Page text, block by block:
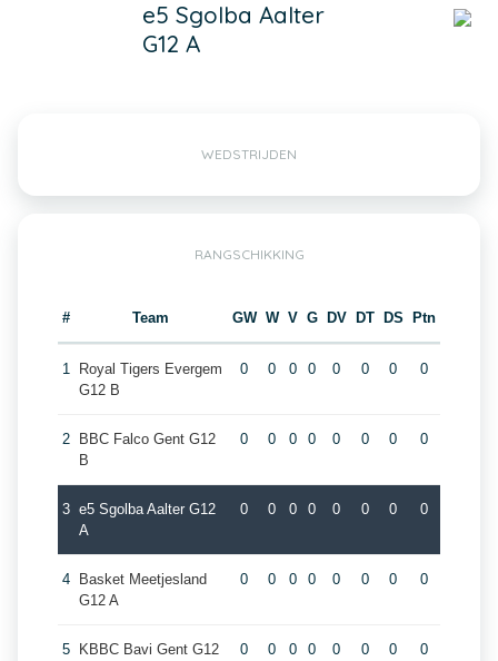
e5 Sgolba Aalter
G12 A
WEDSTRIJDEN
RANGSCHIKKING
# Team GW W V G DV DT DS Ptn
1
Royal Tigers Evergem
G12 B
0 0 0 0 0 0 0 0
2
BBC Falco Gent G12
B
0 0 0 0 0 0 0 0
3 e5 Sgolba Aalter G12
A
0 0 0 0 0 0 0 0
4
Basket Meetjesland
G12 A
0 0 0 0 0 0 0 0
5
KBBC Bavi Gent G12
0 0 0 0 0 0 0 0